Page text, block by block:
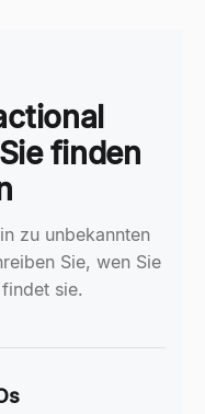
finden
zu unbekannten
Sie, wen Sie
sie.